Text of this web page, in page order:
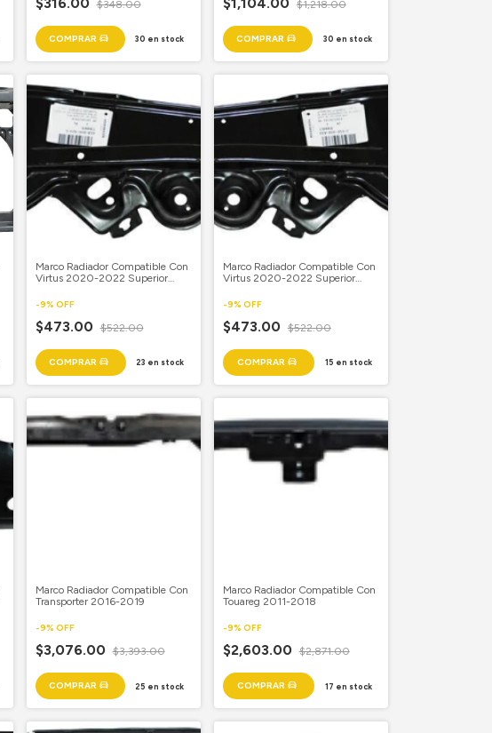
$348.00
30 en stock
$1,218.00
30 en stock
Marco Radiador Compatible Con
Virtus 2020-2022 Superior
-9% OFF
$473.00 $522.00
23 en stock
Marco Radiador Compatible Con
Virtus 2020-2022 Superior
-9% OFF
$473.00 $522.00
15 en stock
Marco Radiador Compatible Con
Transporter 2016-2019
-9% OFF
$3,076.00 $3,393.00
25 en stock
Marco Radiador Compatible Con
Touareg 2011-2018
-9% OFF
$2,603.00 $2,871.00
17 en stock